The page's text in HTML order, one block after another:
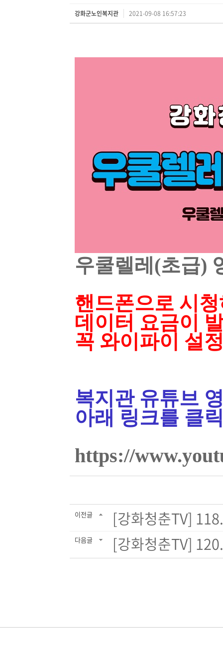
강화군노인복지관 2021-09-08 16:57:23
우쿨렐레(초급)
핸드폰으로 시
데이터 요금이
꼭 와이파이 설
복지관 유튜브
아래 링크를 클
https://
이전글 [강화청춘TV]
다음글 [강화청춘TV]